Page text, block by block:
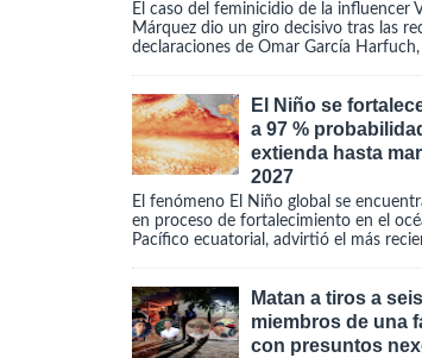
El caso del feminicidio de la influencer
Márquez dio un giro decisivo tras las
declaraciones de Omar García Harfuch,
El Niño se
a 97 %
extienda hasta
2027
El fenómeno El Niño global se
en proceso de fortalecimiento en el
Pacífico ecuatorial, advirtió el más
Matan a tiros a seis
miembros de una
con presuntos